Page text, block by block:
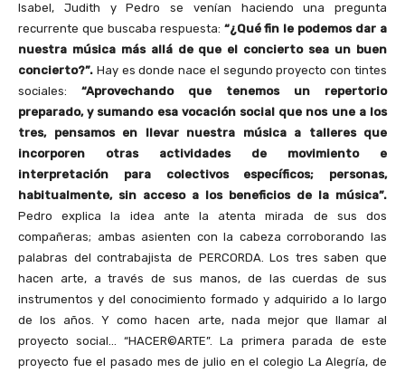
Isabel, Judith y Pedro se venían haciendo una pregunta
recurrente que buscaba respuesta: “¿Qué fin le podemos dar a
nuestra música más allá de que el concierto sea un buen
concierto?”. Hay es donde nace el segundo proyecto con tintes
sociales: “Aprovechando que tenemos un repertorio
preparado, y sumando esa vocación social que nos une a los
tres, pensamos en llevar nuestra música a talleres que
incorporen otras actividades de movimiento e
interpretación para colectivos específicos; personas,
habitualmente, sin acceso a los beneficios de la música”.
Pedro explica la idea ante la atenta mirada de sus dos
compañeras; ambas asienten con la cabeza corroborando las
palabras del contrabajista de PERCORDA. Los tres saben que
hacen arte, a través de sus manos, de las cuerdas de sus
instrumentos y del conocimiento formado y adquirido a lo largo
de los años. Y como hacen arte, nada mejor que llamar al
proyecto social… “HACER©ARTE”. La primera parada de este
proyecto fue el pasado mes de julio en el colegio La Alegría, de